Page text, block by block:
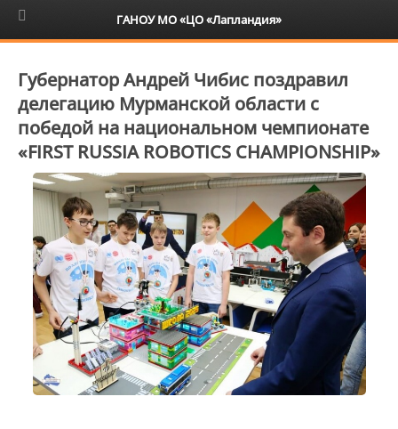
6+
Губернатор Андрей Чибис поздравил
делегацию Мурманской области с
победой на национальном чемпионате
«FIRST RUSSIA ROBOTICS CHAMPIONSHIP»
ГАНОУ МО «ЦО «Лапландия»